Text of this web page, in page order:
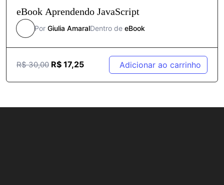
eBook Aprendendo JavaScript
Por Giulia AmaralDentro de eBook
R$30,00 R$ 17,25 Adicionar ao carrinho